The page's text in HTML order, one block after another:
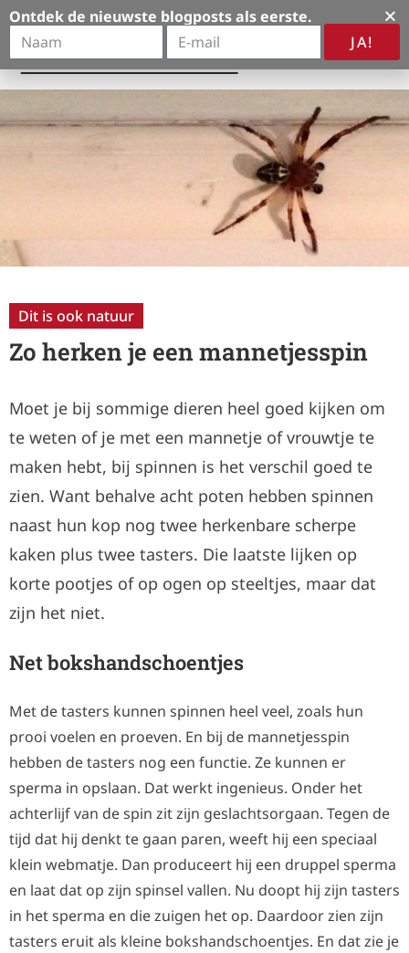
Dit is ook natuur
Zo herken je een mannetjesspin
Moet je bij sommige dieren heel goed kijken om
te weten of je met een mannetje of vrouwtje te
maken hebt, bij spinnen is het verschil goed te
zien. Want behalve acht poten hebben spinnen
naast hun kop nog twee herkenbare scherpe
kaken plus twee tasters. Die laatste lijken op
korte pootjes of op ogen op steeltjes, maar dat
zijn het niet.
Net bokshandschoentjes
Met de tasters kunnen spinnen heel veel, zoals hun
prooi voelen en proeven. En bij de mannetjesspin
hebben de tasters nog een functie. Ze kunnen er
sperma in opslaan. Dat werkt ingenieus. Onder het
achterlijf van de spin zit zijn geslachtsorgaan. Tegen de
tijd dat hij denkt te gaan paren, weeft hij een speciaal
klein webmatje. Dan produceert hij een druppel sperma
en laat dat op zijn spinsel vallen. Nu doopt hij zijn tasters
in het sperma en die zuigen het op. Daardoor zien zijn
tasters eruit als kleine bokshandschoentjes. En dat zie je
Ontdek de nieuwste blogposts als eerste.
JA!
A
l
t
e
v